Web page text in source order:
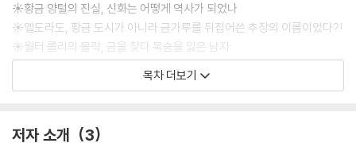
☀황금 양털의 진실, 신화는 어떻게 역사가 되었나
☀엘도라도, 황금 도시가 아니라 금가루를 뒤집어쓴 추장의 이름이었다?!
☀월터 롤리의 몰락, 금을 찾다 목숨을 잃은 남자
☀금의 지도, 유럽보다 아프리카가 먼저였다
☀아인슈타인도 설명하지 못한 금의 비밀
목차 더보기
저자 소개 3